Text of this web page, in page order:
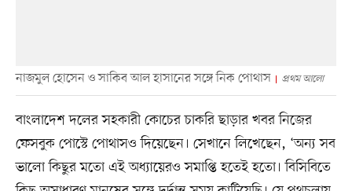
নাজমুল হোসেন ও সাকিব আল হাসানের সঙ্গে নিক পোথাস প্রথম আলো
বাংলাদেশ দলের সহকারী কোচের চাকরি ছাড়ার খবর নিজের
ফেসবুক পোস্টে পোথাসও দিয়েছেন। সেখানে লিখেছেন, ‘অন্য সব
ভালো কিছুর মতো এই অধ্যায়েরও সমাপ্তি হতেই হতো। বিসিবিতে